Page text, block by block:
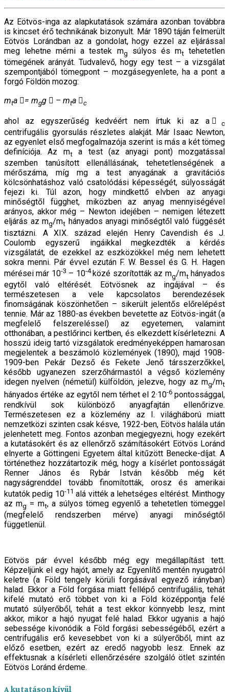
Az Eötvös-inga az alapkutatások számára azonban továbbra
is kincset érő technikának bizonyult. Már 1890 táján felmerült
Eötvös Lorándban az a gondolat, hogy ezzel az eljárással
meg lehetne mérni a testek mg súlyos és mttehetetlen
tömegének arányát. Tudvalevő, hogy egy test – a vizsgálat
szempontjából tömegpont – mozgásegyenlete, ha a pont a
forgó Földön mozog:
mta ⃗= mgg ⃗ – mta ⃗c
ahol az egyszerűség kedvéért nem írtuk ki az a ⃗ c
centrifugális gyorsulás részletes alakját. Már Isaac Newton,
az egyenlet első megfogalmazója szerint is más a két tömeg
definíciója. Az mta test (az anyagi pont) mozgatással
szemben tanúsított ellenállásának, tehetetlenségének a
mérőszáma, míg mg a test anyagának a gravitációs
kölcsönhatáshoz való csatolódási képességét, súlyosságát
fejezi ki. Túl azon, hogy mindkettő elvben az anyagi
minőségtől függhet, miközben az anyag mennyiségével
arányos, akkor még – Newton idejében – nemigen létezett
eljárás az mg/mt hányados anyagi minőségtől való függését
tisztázni. A XIX. század elején Henry Cavendish és J.
Coulomb egyszerű ingáikkal megkezdték a kérdés
vizsgálatát, de ezekkel az eszközökkel még nem lehetett
sokra menni. Pár évvel ezután F. W. Bessel és G. H. Hagen
mérései már 10-3 – 10-4közé szorították az mg/mthányados
egytől való eltérését. Eötvösnek az ingájával – és
természetesen a vele kapcsolatos berendezések
finomságának köszönhetően – sikerült jelentős előrelépést
tennie. Már az 1880-as években bevetette az Eötvös-ingát (a
megfelelő felszereléssel) az egyetemen, valamint
otthonában, a pestlőrinci kertben, és elkezdett kísérletezni. A
hosszú ideig tartó vizsgálatok eredményeképpen hamarosan
megjelentek a beszámoló közlemények (1890), majd 1908-
1909-ben Pekár Dezső és Fekete Jenő társszerzőkkel,
később ugyanezen szerzőhármastól a végső közlemény
idegen nyelven (németül) külföldön, jelezve, hogy az mg/mt
hányados értéke az egytől nem térhet el 2·10-6pontossággal,
rendkívül sok különböző anyagfajtán ellenőrizve.
Természetesen ez a közlemény az I. világháború miatt
nemzetközi szinten csak késve, 1922-ben, Eötvös halála után
jelenhetett meg. Fontos azonban megjegyezni, hogy ezekért
a kutatásokért és az ellenőrző számításokért Eötvös Loránd
elnyerte a Göttingeni Egyetem által kitűzött Benecke-díjat. A
történethez hozzátartozik még, hogy a kísérlet pontosságát
Renner János és Rybár István később még két
nagyságrenddel tovább finomították, orosz és amerikai
kutatók pedig 10-11 alá vitték a lehetséges eltérést. Minthogy
az mg = mt, a súlyos tömeg egyenlő a tehetetlen tömeggel
(megfelelő rendszerben mérve) anyagi minőségtől
függetlenül.
Eötvös pár évvel később még egy megállapítást tett.
Képzeljünk el egy hajót, amely az Egyenlítő mentén nyugatról
keletre (a Föld tengely körüli forgásával egyező irányban)
halad. Ekkor a Föld forgása miatt fellépő centrifugális, tehát
kifelé mutató erő többet von ki a Föld középpontja felé
mutató súlyerőből, tehát a test ekkor könnyebb lesz, mint
akkor, mikor a hajó nyugat felé halad. Ekkor ugyanis a hajó
sebessége kivonódik a Föld forgási sebességéből, ezért a
centrifugális erő kevesebbet von ki a súlyerőből, mint az
előző esetben, ezért az eredő nagyobb lesz. Ennek az
effektusnak a kísérleti ellenőrzésére szolgáló ötlet szintén
Eötvös Loránd érdeme.
A kutatáson kívül